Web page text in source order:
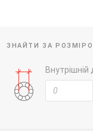
ЗНАЙТИ ЗА
Внутрішній